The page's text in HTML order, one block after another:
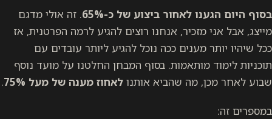
בסוף היום הגענו לאחור ביצוע של כ-65%
. זה אולי מדגם
מייצג, אבל אני מזכיר, אנחנו רוצים להגיע לרמה הפרטנית, אז
ככל שיהיו יותר מענים ככה נוכל להגיע ליותר עובדים עם
תוכניות לימוד מותאמות. בסוף המבחן החלטנו על מועד נוסף
שבוע לאחר מכן, מה שהביא אותנו לאחוז מענה של מעל 75% .
במספרים זה: